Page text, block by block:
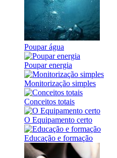
Poupar água
Poupar energia
Monitorização simples
Conceitos totais
O Equipamento certo
Educação e formação